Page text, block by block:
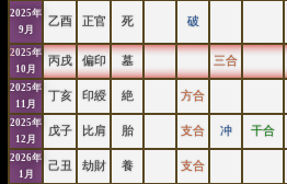
2025年
9月
乙酉 正官 死 破
2025年
10月
丙戌 偏印 墓 三合
2025年
11月
丁亥 印綬 絶 方合
2025年
12月
戊子 比肩 胎 支合 冲 干合
2026年
1月
己丑 劫財 養 支合